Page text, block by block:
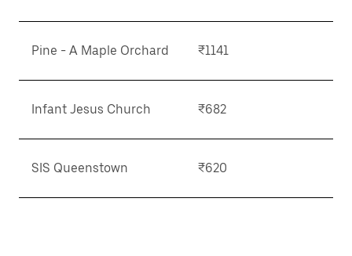
Pine - A Maple Orchard ₹1141
Infant Jesus Church ₹682
SIS Queenstown ₹620